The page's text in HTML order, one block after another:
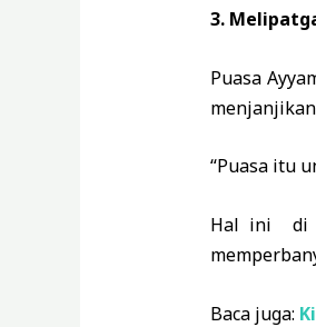
3.
Puasa
“Puasa itu
Hal ini di
Baca juga: